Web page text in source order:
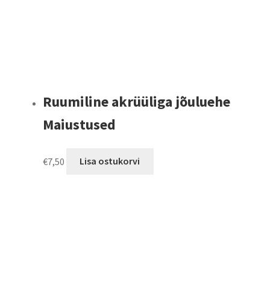
Ruumiline akrüüliga jõuluehe
Maiustused
€7,50 Lisa ostukorvi